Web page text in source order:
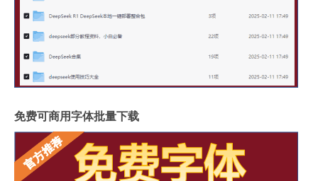
免费可商用字体批量下载